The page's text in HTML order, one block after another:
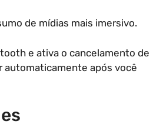
de mídias mais imersivo.
e ativa o cancelamento de
automaticamente após você